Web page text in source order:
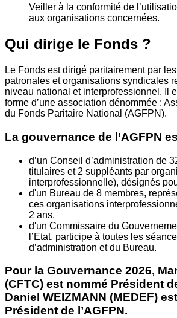
Veiller à la conformité de
aux organisations concernées.
Qui dirige le Fonds ?
Le Fonds est dirigé paritairement par
patronales et organisations syndicales
niveau national et interprofessionnel. Il
forme d’une association dénommée :
du Fonds Paritaire National (AGFPN).
La gouvernance de l’AGFPN
d’un Conseil d’administration de
titulaires et 2 suppléants par
interprofessionnelle), désignés
d'un Bureau de 8 membres,
ces organisations
2 ans.
d'un Commissaire du
l’Etat, participe à toutes les
d’administration et du Bureau.
Pour la Gouvernance 2026,
(CFTC) est nommé Président
Daniel WEIZMANN (MEDEF)
Président de l’AGFPN.